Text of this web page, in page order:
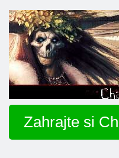
Zahrajte si